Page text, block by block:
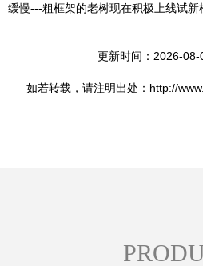
缓慢---粗框架的老树现在积极上线试新
更新时间：2026-
如若转载，请注明出处：http://